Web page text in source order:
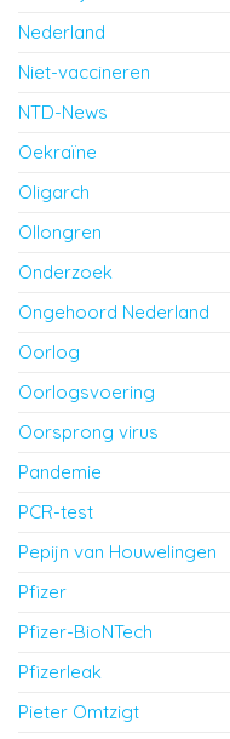
Nederland
Niet-vaccineren
NTD-News
Oekraïne
Oligarch
Ollongren
Onderzoek
Ongehoord Nederland
Oorlog
Oorlogsvoering
Oorsprong virus
Pandemie
PCR-test
Pepijn van Houwelingen
Pfizer
Pfizer-BioNTech
Pfizerleak
Pieter Omtzigt